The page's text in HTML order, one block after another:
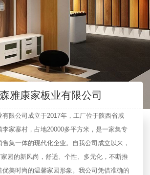
雅康家板业有限公司
有限公司成立于2017年，工厂位于陕西省咸
李家寨村，占地20000多平方米，是一家集专
集一体的现代化企业。自我公司成立以来，
园的新风尚，舒适、个性、多元化，不断推
优美时尚的温馨家园形象。我公司凭借准确的